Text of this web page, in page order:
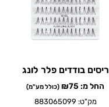
ריסים בודדים פלר לונג
החל מ: ₪75 (כולל מע"מ)
מק"ט: 883065099